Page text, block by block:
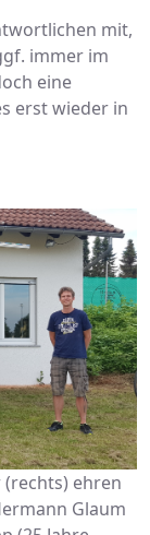
mit,
immer im
eine
erst wieder in
(rechts) ehren
Glaum